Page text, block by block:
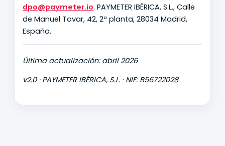
dpo@paymeter.io. PAYMETER IBÉRICA, S.L., Calle
de Manuel Tovar, 42, 2ª planta, 28034 Madrid,
España.
Última actualización: abril 2026
v2.0 · PAYMETER IBÉRICA, S.L. · NIF: B56722028